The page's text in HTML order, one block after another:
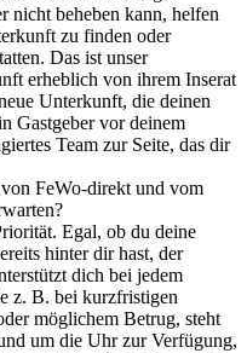
nicht beheben kann, helfen
zu finden oder
Das ist unser
erheblich von ihrem Inserat
Unterkunft, die deinen
Gastgeber vor deinem
Team zur Seite, das dir
FeWo-direkt und vom
Egal, ob du deine
hinter dir hast, der
dich bei jedem
z. B. bei kurzfristigen
möglichem Betrug, steht
um die Uhr zur Verfügung,